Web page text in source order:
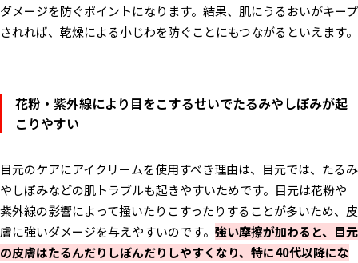
ダメージを防ぐポイントになります。結果、肌にうるおいがキープ
されれば、乾燥による小じわを防ぐことにもつながるといえます。
花粉・紫外線により目をこするせいでたるみやしぼみが起
こりやすい
目元のケアにアイクリームを使用すべき理由は、目元では、たるみ
やしぼみなどの肌トラブルも起きやすいためです。目元は花粉や
紫外線の影響によって掻いたりこすったりすることが多いため、皮
膚に強いダメージを与えやすいのです。 強い摩擦が加わると、目元
の皮膚はたるんだりしぼんだりしやすくなり、特に40代以降にな